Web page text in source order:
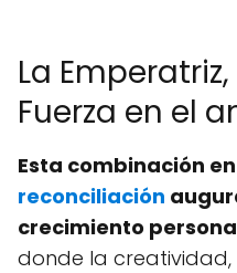
La Emperatriz,
Fuerza en el
Esta combinación
reconciliación
crecimiento
donde la